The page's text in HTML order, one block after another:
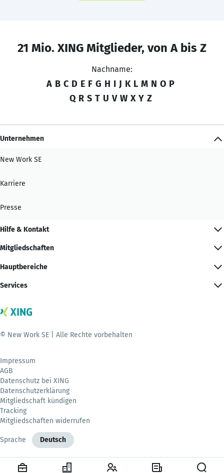
21 Mio. XING Mitglieder, von A bis Z
Nachname:
A B C D E F G H I J K L M N O P
Q R S T U V W X Y Z
Unternehmen
New Work SE
Karriere
Presse
Hilfe & Kontakt
Mitgliedschaften
Hauptbereiche
Services
© New Work SE | Alle Rechte vorbehalten
Impressum
AGB
Datenschutz bei XING
Datenschutzerklärung
Mitgliedschaft kündigen
Tracking
Mitgliedschaften widerrufen
Sprache Deutsch